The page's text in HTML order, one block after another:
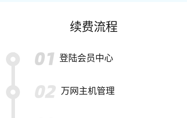
续费流程
登陆会员中心
万网主机管理